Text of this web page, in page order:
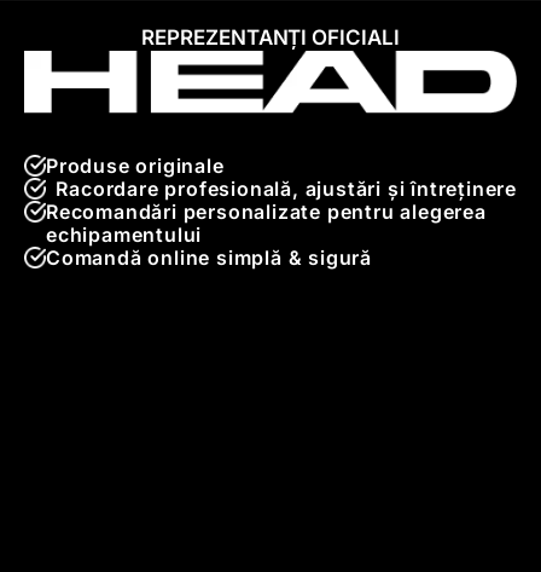
REPREZENTANȚI OFICIALI
Produse originale
Racordare profesională, ajustări și întreținere
Recomandări personalizate pentru alegerea
echipamentului
Comandă online simplă & sigură